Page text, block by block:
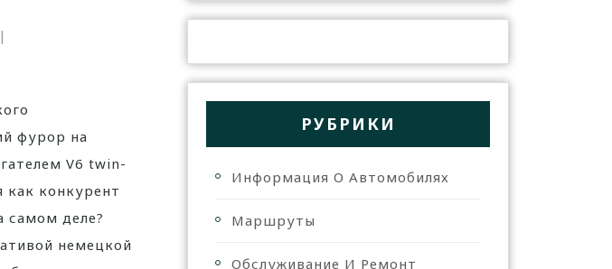
|
фурор на
V6 twin-
конкурент
самом деле?
немецкой
РУБРИКИ
Информация О Автомобилях
Маршруты
Обслуживание И Ремонт